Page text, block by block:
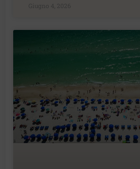
Giugno 4, 2026